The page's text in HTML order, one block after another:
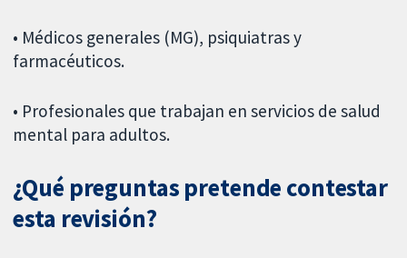
• Médicos generales (MG), psiquiatras y
farmacéuticos.
• Profesionales que trabajan en servicios de salud
mental para adultos.
¿Qué preguntas pretende contestar
esta revisión?